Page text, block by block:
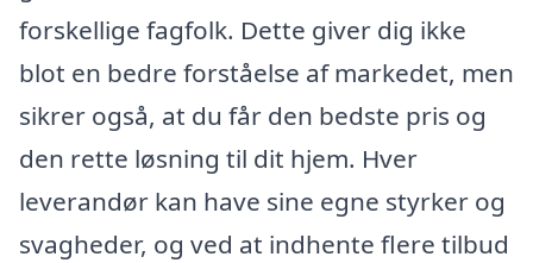
forskellige fagfolk. Dette giver dig ikke
blot en bedre forståelse af markedet, men
sikrer også, at du får den bedste pris og
den rette løsning til dit hjem. Hver
leverandør kan have sine egne styrker og
svagheder, og ved at indhente flere tilbud